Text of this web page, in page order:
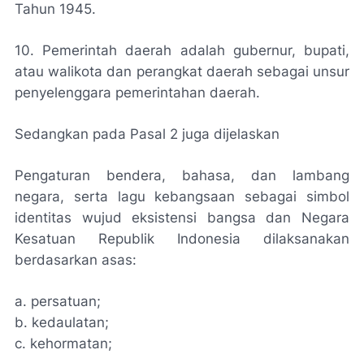
Tahun 1945.
10. Pemerintah daerah adalah gubernur, bupati,
atau walikota dan perangkat daerah sebagai unsur
penyelenggara pemerintahan daerah.
Sedangkan pada Pasal 2 juga dijelaskan
Pengaturan bendera, bahasa, dan lambang
negara, serta lagu kebangsaan sebagai simbol
identitas wujud eksistensi bangsa dan Negara
Kesatuan Republik Indonesia dilaksanakan
berdasarkan asas:
a. persatuan;
b. kedaulatan;
c. kehormatan;